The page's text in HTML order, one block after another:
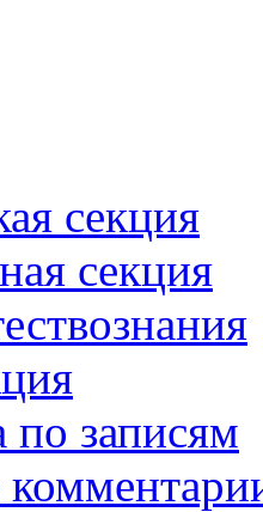
секция
секция
по записям